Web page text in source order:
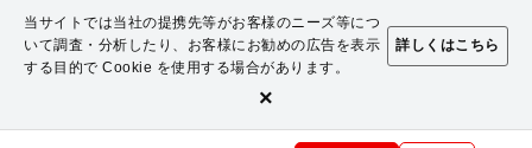
当サイトでは当社の提携先等がお客様のニーズ等につ
いて調査・分析したり、お客様にお勧めの広告を表示
する目的で Cookie を使用する場合があります。
詳しくはこちら
×